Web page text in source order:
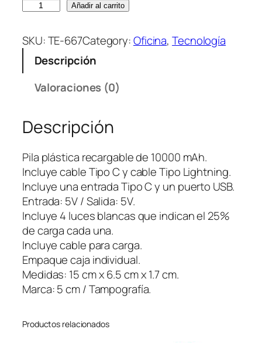
L
A
R
G
A
B
L
E
Z
Y
M
A
1
0
0
Añadir al carrito
SKU:TE-667Category:Oficina, Tecnología
Descripción
Valoraciones (0)
Descripción
Pila plástica recargable de 10000 mAh.
Incluye cable Tipo C y cable Tipo Lightning.
Incluye una entrada Tipo C y un puerto USB.
Entrada: 5V / Salida: 5V.
Incluye 4 luces blancas que indican el 25%
de carga cada una.
Incluye cable para carga.
Empaque caja individual.
Medidas: 15 cm x 6.5 cm x 1.7 cm.
Marca: 5 cm / Tampografía.
Productos relacionados